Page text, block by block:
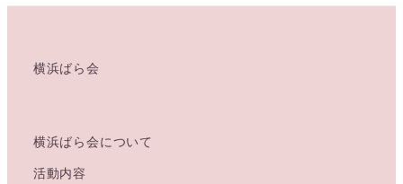
横浜ばら会
横浜ばら会について
活動内容